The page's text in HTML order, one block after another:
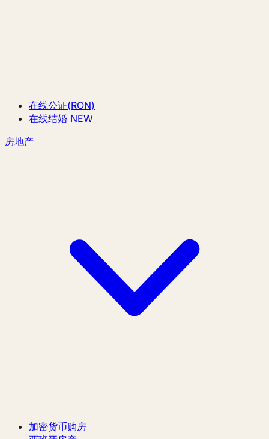
在线公证(RON)
在线结婚 NEW
房地产
加密货币购房